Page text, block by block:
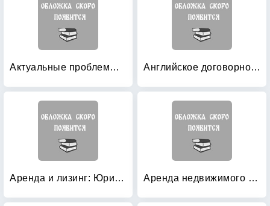
Актуальные проблемы договорного права России: Учебно-методический комплекс учебной дисциплины Английское договорное право: Просто о сложном
Аренда и лизинг: Юридические аспекты (+ CD-ROM) Аренда недвижимого имущества: Комментарии и образцы документов